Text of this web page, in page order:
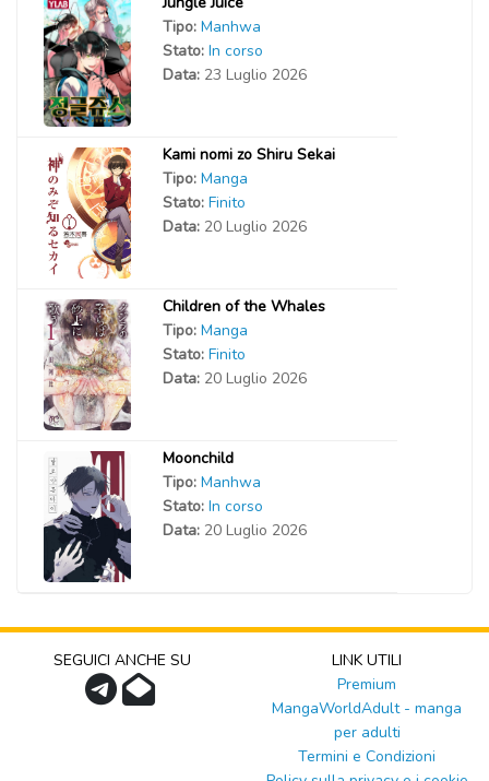
Tipo: Manhwa
Stato: In corso
Data: 23 Luglio 2026
Kami nomi zo Shiru Sekai
Tipo: Manga
Stato: Finito
Data: 20 Luglio 2026
Children of the Whales
Tipo: Manga
Stato: Finito
Data: 20 Luglio 2026
Moonchild
Tipo: Manhwa
Stato: In corso
Data: 20 Luglio 2026
SEGUICI ANCHE SU
LINK UTILI
Premium
MangaWorldAdult - manga
per adulti
Termini e Condizioni